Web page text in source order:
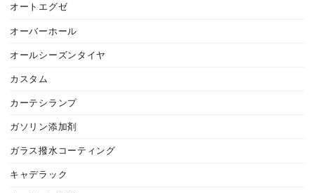
オートエグゼ
オーバーホール
オールシーズンタイヤ
カスタム
カーテシランプ
ガソリン添加剤
ガラス撥水コーティング
キャデラック